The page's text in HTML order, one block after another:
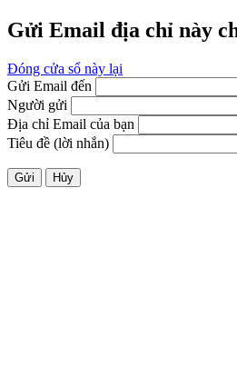
Gửi Email địa chỉ này
Đóng cửa sổ này lại
Gửi Email đến
Người gửi
Địa chỉ Email của bạn
Tiêu đề (lời nhắn)
Gửi Hủy